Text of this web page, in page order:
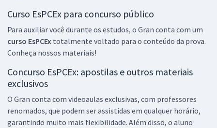
Curso EsPCEx para concurso público
Para auxiliar você durante os estudos, o Gran conta com um
curso EsPCEx totalmente voltado para o conteúdo da prova.
Conheça nossos materiais!
Concurso EsPCEx: apostilas e outros materiais
exclusivos
O Gran conta com videoaulas exclusivas, com professores
renomados, que podem ser assistidas em qualquer horário,
garantindo muito mais flexibilidade. Além disso, o aluno